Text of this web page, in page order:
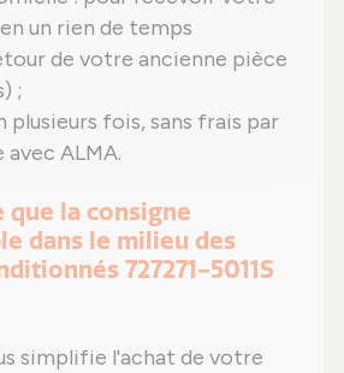
un rien de temps
de votre ancienne pièce
;
plusieurs fois, sans frais par
ALMA.
que la consigne
dans le milieu des
727271-5011S
simplifie l'achat de votre